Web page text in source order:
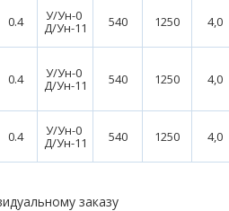
0.4 У/Ун-0
Д/Ун-11 540 1250 4,0
0.4 У/Ун-0
Д/Ун-11 540 1250 4,0
0.4 У/Ун-0
Д/Ун-11 540 1250 4,0
заказу